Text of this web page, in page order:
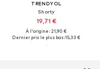
TRENDYOL
Shorty
19,71 €
À l'origine : 21,90 €
Dernier prix le plus bas :15,33 €